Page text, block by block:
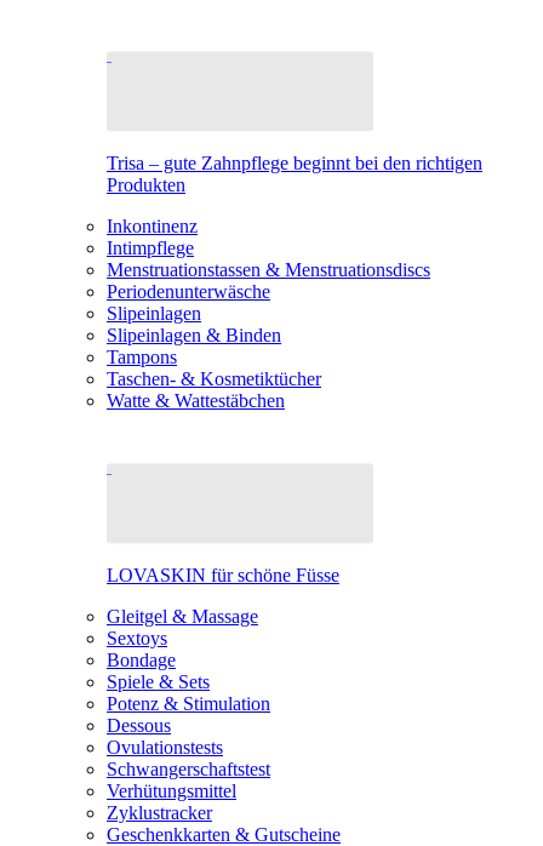
Trisa – gute Zahnpflege beginnt bei den richtigen
Produkten
Inkontinenz
Intimpflege
Menstruationstassen & Menstruationsdiscs
Periodenunterwäsche
Slipeinlagen
Slipeinlagen & Binden
Tampons
Taschen- & Kosmetiktücher
Watte & Wattestäbchen
LOVASKIN für schöne Füsse
Gleitgel & Massage
Sextoys
Bondage
Spiele & Sets
Potenz & Stimulation
Dessous
Ovulationstests
Schwangerschaftstest
Verhütungsmittel
Zyklustracker
Geschenkkarten & Gutscheine